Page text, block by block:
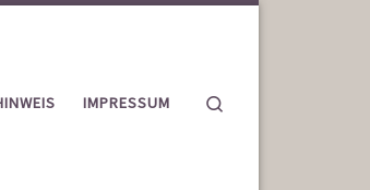
IMPRESSUM